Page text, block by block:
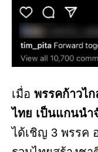
เมื่อ พรรคก้าวไ
ไทย เป็นแกนนำ
ได้เชิญ 3 พรรค